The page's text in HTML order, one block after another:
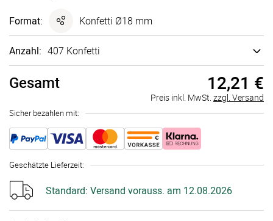
Format: Konfetti Ø18 mm
Anzahl: 407 Konfetti
Gesamt 12,21 €
Preis inkl. MwSt. zzgl. Versand
Sicher bezahlen mit:
Geschätzte Lieferzeit:
Standard: Versand vorauss. am 12.08.2026